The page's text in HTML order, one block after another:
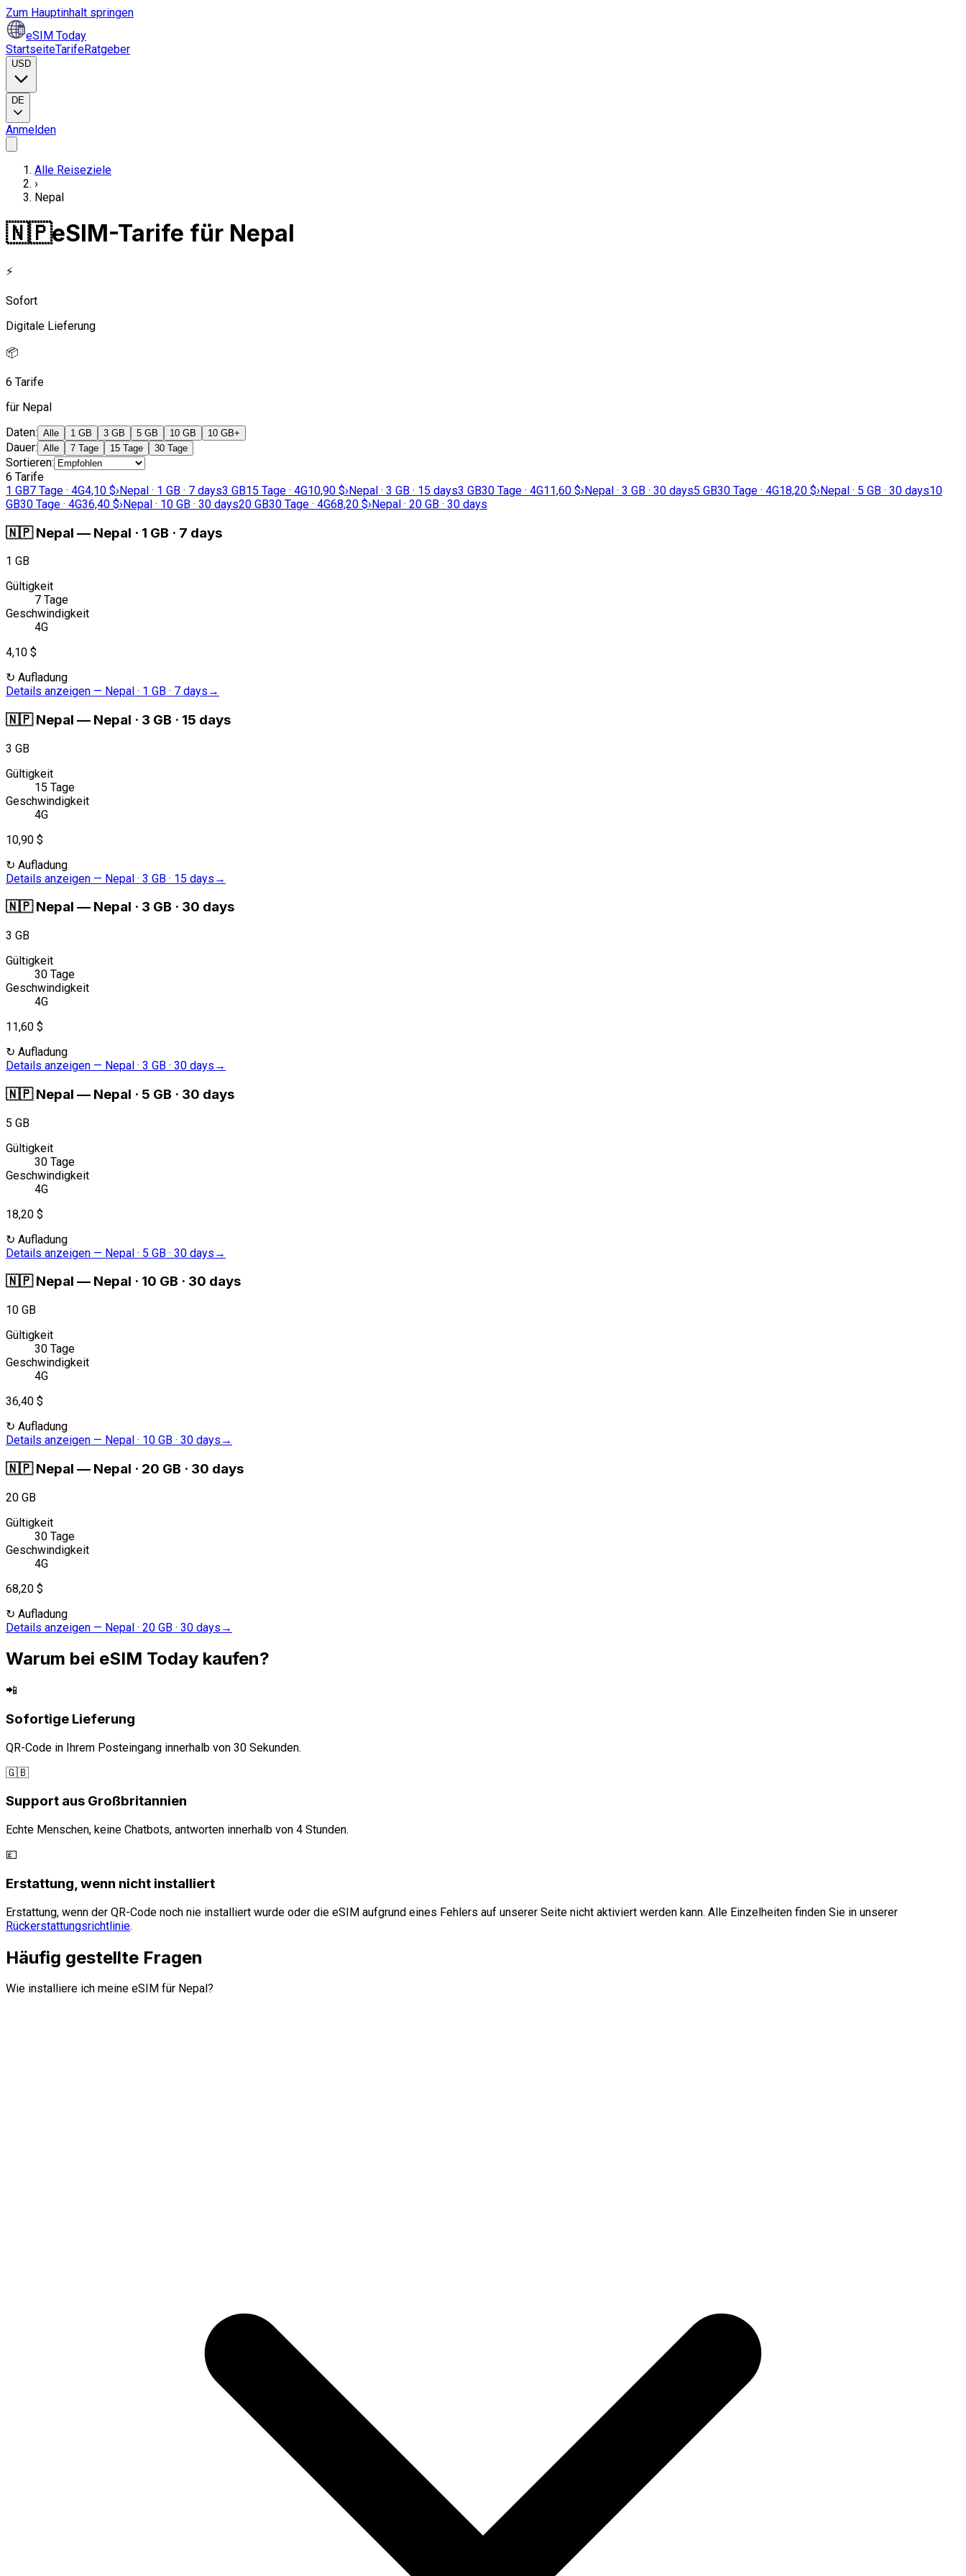
Zum Hauptinhalt springen
eSIM Today
StartseiteTarifeRatgeber
USD
DE
Anmelden
Alle Reiseziele
›
Nepal
🇳🇵eSIM-Tarife für Nepal
⚡
Sofort
Digitale Lieferung
📦
6 Tarife
für Nepal
Daten: Alle 1 GB 3 GB 5 GB 10 GB 10 GB+
Dauer: Alle 7 Tage 15 Tage 30 Tage
Sortieren:
6 Tarife
1 GB7 Tage · 4G4,10 $›Nepal · 1 GB · 7 days3 GB15 Tage · 4G10,90 $›Nepal · 3 GB · 15 days3 GB30 Tage · 4G11,60 $›Nepal · 3 GB · 30 days5 GB30 Tage · 4G18,20 $›Nepal · 5 GB · 30 days10
GB30 Tage · 4G36,40 $›Nepal · 10 GB · 30 days20 GB30 Tage · 4G68,20 $›Nepal · 20 GB · 30 days
🇳🇵 Nepal — Nepal · 1 GB · 7 days
1 GB
Gültigkeit
7 Tage
Geschwindigkeit
4G
4,10 $
↻ Aufladung
Details anzeigen — Nepal · 1 GB · 7 days →
🇳🇵 Nepal — Nepal · 3 GB · 15 days
3 GB
Gültigkeit
15 Tage
Geschwindigkeit
4G
10,90 $
↻ Aufladung
Details anzeigen — Nepal · 3 GB · 15 days →
🇳🇵 Nepal — Nepal · 3 GB · 30 days
3 GB
Gültigkeit
30 Tage
Geschwindigkeit
4G
11,60 $
↻ Aufladung
Details anzeigen — Nepal · 3 GB · 30 days →
🇳🇵 Nepal — Nepal · 5 GB · 30 days
5 GB
Gültigkeit
30 Tage
Geschwindigkeit
4G
18,20 $
↻ Aufladung
Details anzeigen — Nepal · 5 GB · 30 days →
🇳🇵 Nepal — Nepal · 10 GB · 30 days
10 GB
Gültigkeit
30 Tage
Geschwindigkeit
4G
36,40 $
↻ Aufladung
Details anzeigen — Nepal · 10 GB · 30 days →
🇳🇵 Nepal — Nepal · 20 GB · 30 days
20 GB
Gültigkeit
30 Tage
Geschwindigkeit
4G
68,20 $
↻ Aufladung
Details anzeigen — Nepal · 20 GB · 30 days →
Warum bei eSIM Today kaufen?
📲
Sofortige Lieferung
QR-Code in Ihrem Posteingang innerhalb von 30 Sekunden.
🇬🇧
Support aus Großbritannien
Echte Menschen, keine Chatbots, antworten innerhalb von 4 Stunden.
💷
Erstattung, wenn nicht installiert
Erstattung, wenn der QR-Code noch nie installiert wurde oder die eSIM aufgrund eines Fehlers auf unserer Seite nicht aktiviert werden kann. Alle Einzelheiten finden Sie in unserer
Rückerstattungsrichtlinie.
Häufig gestellte Fragen
Wie installiere ich meine eSIM für Nepal?